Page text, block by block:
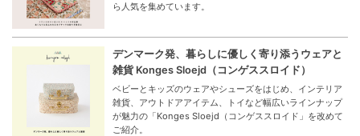
ら人気を集めています。
デンマーク発、暮らしに優しく寄り添うウェアと
雑貨 Konges Sloejd（コンゲススロイド）
ベビーとキッズのウェアやシューズをはじめ、インテリア
雑貨、アウトドアアイテム、トイなど幅広いラインナップ
が魅力の「Konges Sloejd（コンゲススロイド」を改めて
ご紹介。